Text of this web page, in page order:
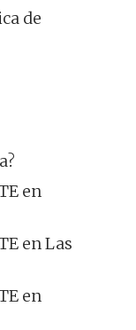
de
en
en Las
en